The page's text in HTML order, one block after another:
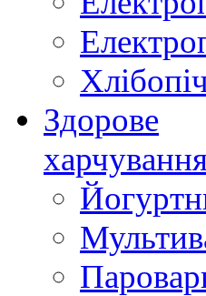
Здорове